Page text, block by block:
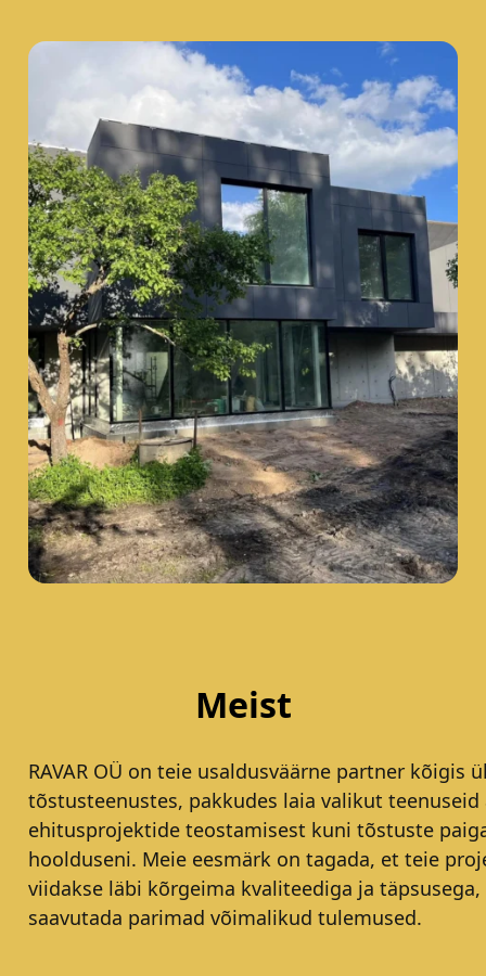
Meist
RAVAR OÜ on teie usaldusväärne partner kõigis
tõstusteenustes, pakkudes laia valikut teenuseid
ehitusprojektide teostamisest kuni tõstuste
hoolduseni. Meie eesmärk on tagada, et teie
viidakse läbi kõrgeima kvaliteediga ja täpsusega,
saavutada parimad võimalikud tulemused.